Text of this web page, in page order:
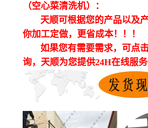
（空心菜清洗机）：
天顺可根据您的产品以及产
你加工定做，更省成本！！！
如果您有需要需求，可点
询，天顺为您提供24H在线服务